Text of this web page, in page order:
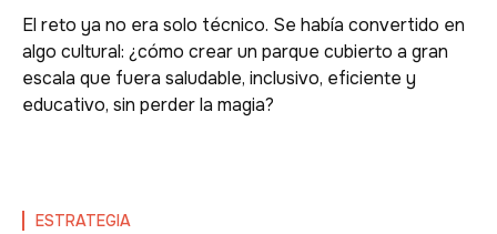
El reto ya no era solo técnico. Se había convertido en
algo cultural: ¿cómo crear un parque cubierto a gran
escala que fuera saludable, inclusivo, eficiente y
educativo, sin perder la magia?
ESTRATEGIA
Socio y Gerente de Proyectos
Ingeniero mecánico graduado por la Universidade
Consultora en Edificios Sustentables
Conmás de cincoaños deexperiencia